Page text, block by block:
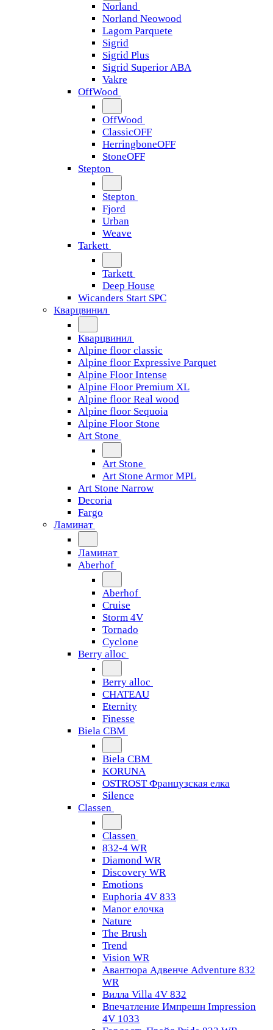
Norland
Norland Neowood
Lagom Parquete
Sigrid
Sigrid Plus
Sigrid Superior ABA
Vakre
OffWood
OffWood
ClassicOFF
HerringboneOFF
StoneOFF
Stepton
Stepton
Fjord
Urban
Weave
Tarkett
Tarkett
Deep House
Wicanders Start SPC
Кварцвинил
Кварцвинил
Alpine floor classic
Alpine floor Expressive Parquet
Alpine Floor Intense
Alpine Floor Premium XL
Alpine floor Real wood
Alpine floor Sequoia
Alpine Floor Stone
Art Stone
Art Stone
Art Stone Armor MPL
Art Stone Narrow
Decoria
Fargo
Ламинат
Ламинат
Aberhof
Aberhof
Cruise
Storm 4V
Tornado
Сyclone
Berry alloc
Berry alloc
CHATEAU
Eternity
Finesse
Biela CBM
Biela CBM
KORUNA
OSTROST Французская елка
Silence
Classen
Classen
832-4 WR
Diamond WR
Discovery WR
Emotions
Euphoria 4V 833
Manor елочка
Nature
The Brush
Trend
Vision WR
Авантюра Адвенче Adventure 832
WR
Вилла Villa 4V 832
Впечатление Импрешн Impression
4V 1033